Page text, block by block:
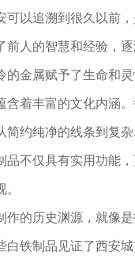
可以追溯到很久以前
前人的智慧和经验，
的金属赋予了生命和
含着丰富的文化内涵
简约纯净的线条到复
品不仅具有实用功能
作的历史渊源，就像
白铁制品见证了西安